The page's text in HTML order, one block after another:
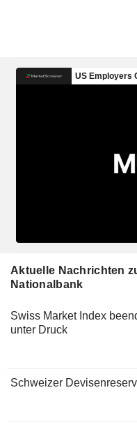
Aktuelle Nachrichten
Nationalbank
Swiss Market Index
unter Druck
Schweizer